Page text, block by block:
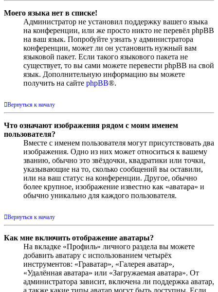
Моего языка нет в списке!
Администратор не установил поддержку вашего языка
на конференции, или же просто никто не перевёл phpBB
на ваш язык. Попробуйте узнать у администратора
конференции, может ли он установить нужный вам
языковой пакет. Если такого языкового пакета не
существует, то вы сами можете перевести phpBB на свой
язык. Дополнительную информацию вы можете
получить на сайте phpBB®.
Вернуться к началу
Что означают изображения рядом с моим именем
пользователя?
Вместе с именем пользователя могут присутствовать два
изображения. Одно из них может относиться к вашему
званию, обычно это звёздочки, квадратики или точки,
указывающие на то, сколько сообщений вы оставили,
или на ваш статус на конференции. Другое, обычно
более крупное, изображение известно как «аватара» и
обычно уникально для каждого пользователя.
Вернуться к началу
Как мне включить отображение аватары?
На вкладке «Профиль» личного раздела вы можете
добавить аватару с использованием четырёх
инструментов: «Граватар», «Галерея аватар»,
«Удалённая аватара» или «Загружаемая аватара». От
администратора зависит, включена ли поддержка аватар,
а также какие типы аватар могут быть доступны. Если